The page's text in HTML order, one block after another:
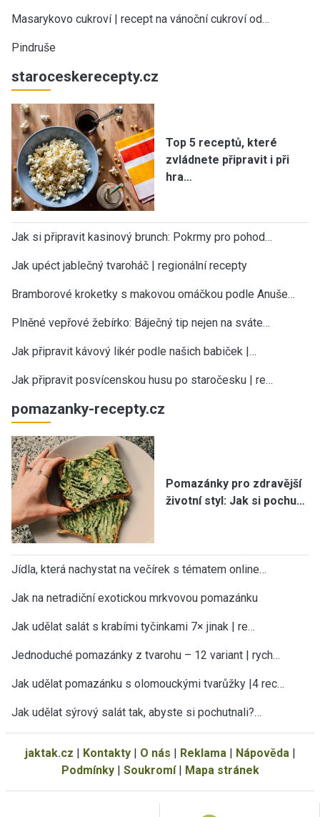
Masarykovo cukroví | recept na vánoční cukroví od…
Pindruše
staroceskerecepty.cz
Top 5 receptů, které
zvládnete připravit i při
hra…
Jak si připravit kasinový brunch: Pokrmy pro pohod…
Jak upéct jablečný tvaroháč | regionální recepty
Bramborové kroketky s makovou omáčkou podle Anuše…
Plněné vepřové žebírko: Báječný tip nejen na sváte…
Jak připravit kávový likér podle našich babiček |…
Jak připravit posvícenskou husu po staročesku | re…
pomazanky-recepty.cz
Pomazánky pro zdravější
životní styl: Jak si pochu…
Jídla, která nachystat na večírek s tématem online…
Jak na netradiční exotickou mrkvovou pomazánku
Jak udělat salát s krabími tyčinkami 7× jinak | re…
Jednoduché pomazánky z tvarohu – 12 variant | rych…
Jak udělat pomazánku s olomouckými tvarůžky |4 rec…
Jak udělat sýrový salát tak, abyste si pochutnali?…
jaktak.cz | Kontakty| O nás | Reklama | Nápověda |
Podmínky| Soukromí| Mapa stránek